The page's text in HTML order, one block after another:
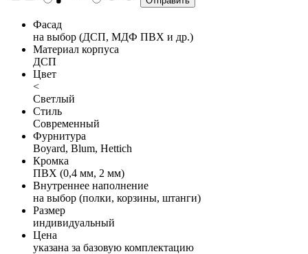
Фасад
на выбор (ДСП, МДФ ПВХ и др.)
Материал корпуса
ДСП
Цвет
<
Светлый
Стиль
Современный
Фурнитура
Boyard, Blum, Hettich
Кромка
ПВХ (0,4 мм, 2 мм)
Внутреннее наполнение
на выбор (полки, корзины, штанги)
Размер
индивидуальный
Цена
указана за базовую комплектацию